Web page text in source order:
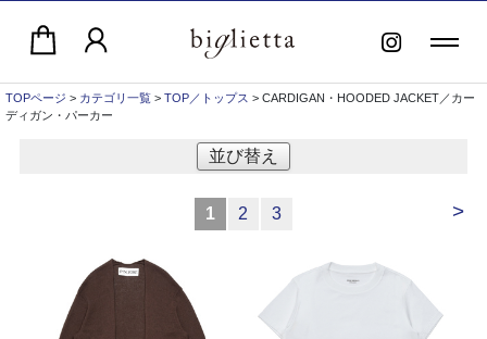
TOPページ > カテゴリ一覧 > TOP／トップス > CARDIGAN・HOODED JACKET／カー
ディガン・パーカー
並び替え
>
1 2 3